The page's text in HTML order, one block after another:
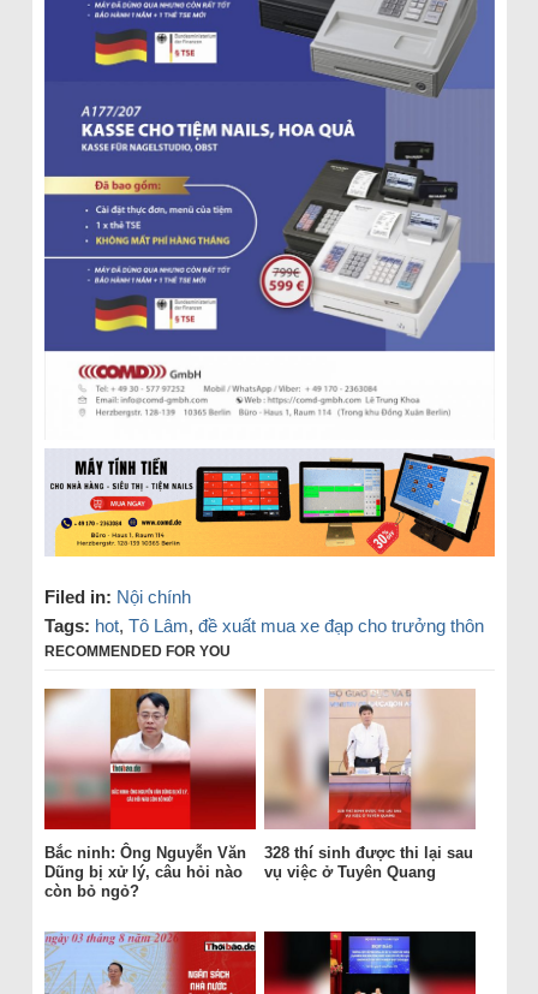
Filed in: Nội chính
Tags: hot, Tô Lâm, đề xuất mua xe đạp cho trưởng thôn
RECOMMENDED FOR YOU
Bắc ninh: Ông Nguyễn Văn
Dũng bị xử lý, câu hỏi nào
còn bỏ ngỏ?
328 thí sinh được thi lại sau
vụ việc ở Tuyên Quang